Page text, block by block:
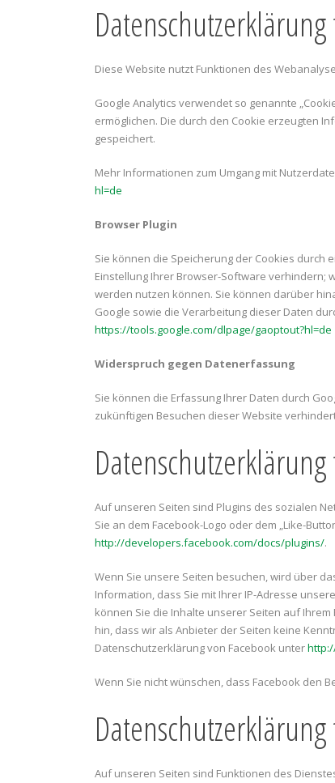
Diese Website nutzt Funktionen des
Google Analytics verwendet so genannte
ermöglichen. Die durch den Cookie erzeugten
gespeichert.
Mehr Informationen zum Umgang mit
hl=de
Browser Plugin
Sie können die Speicherung der Cookies durch
Einstellung Ihrer Browser-Software verhindern;
werden nutzen können. Sie können darüber
Google sowie die Verarbeitung dieser Daten
https://tools.google.com/dlpage/gaoptout?hl=de
Widerspruch gegen Datenerfassung
Sie können die Erfassung Ihrer Daten durch
zukünftigen Besuchen dieser Website
Auf unseren Seiten sind Plugins des sozialen
Sie an dem Facebook-Logo oder dem „Like-
http://developers.facebook.com/docs/plugins/.
Wenn Sie unsere Seiten besuchen, wird über
Information, dass Sie mit Ihrer IP-Adresse
können Sie die Inhalte unserer Seiten auf
hin, dass wir als Anbieter der Seiten keine
Datenschutzerklärung von Facebook unter
Wenn Sie nicht wünschen, dass Facebook den
Auf unseren Seiten sind Funktionen des